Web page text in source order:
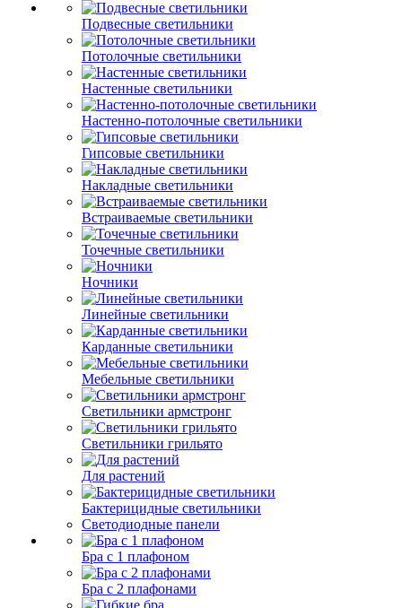
Подвесные светильники
Потолочные светильники
Настенные светильники
Настенно-потолочные светильники
Гипсовые светильники
Накладные светильники
Встраиваемые светильники
Точечные светильники
Ночники
Линейные светильники
Карданные светильники
Мебельные светильники
Светильники армстронг
Светильники грильято
Для растений
Бактерицидные светильники
Светодиодные панели
Бра с 1 плафоном
Бра с 2 плафонами